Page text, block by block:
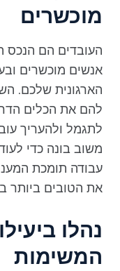
מוכשרים
העובדים הם הנכס
אנשים מוכשרים
הארגונית שלכם.
להם את הכלים
לתגמל ולהעריך
משוב בונה כדי
עבודה תומכת
את הטובים ביותר
נהלו
המשימות